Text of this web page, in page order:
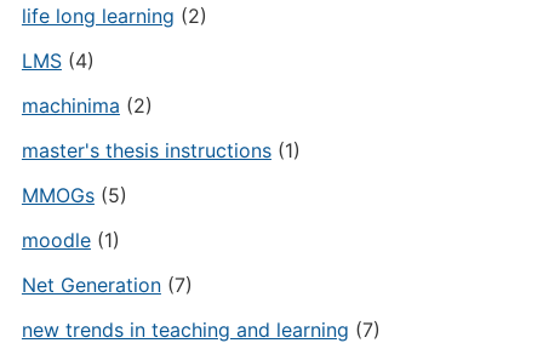
life long learning (2)
LMS(4)
machinima (2)
master's thesis instructions(1)
MMOGs(5)
moodle(1)
Net Generation(7)
new trends in teaching and learning (7)